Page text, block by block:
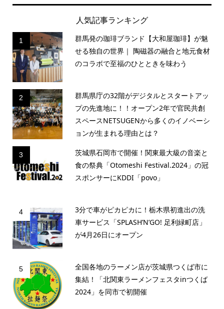
人気記事ランキング
1
群馬発の珈琲ブランド【大和屋珈琲】が魅
せる独自の世界｜ 陶磁器の融合と地元食材
のコラボで至福のひとときを味わう
2
群馬県庁の32階がデジタルとスタートアッ
プの先進地に！！オープン2年で官民共創
スペースNETSUGENから多くのイノベーシ
ョンが生まれる理由とは？
3
茨城県石岡市で開催！関東最大級の音楽と
食の祭典「Otomeshi Festival.2024」の冠
スポンサーにKDDI「povo」
4
3分で車がピカピカに！栃木県初進出の洗
車サービス「SPLASH’N’GO! 足利緑町店」
が4月26日にオープン
5
全国各地のラーメン店が茨城県つくば市に
集結！「北関東ラーメンフェスタinつくば
2024」を同市で初開催